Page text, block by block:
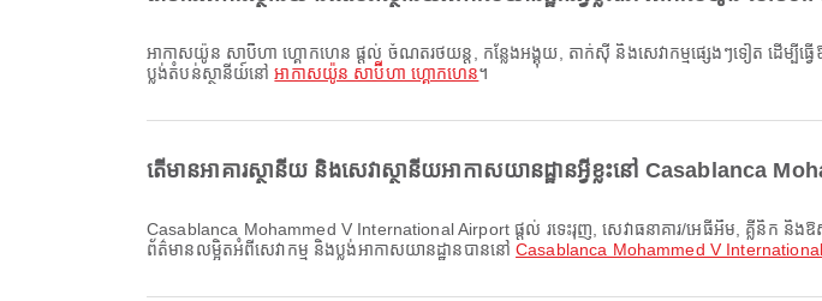
អាកាសយ៉ូន សាប៊ីហា ហ្គោកហេន ផ្តល់ ចំណតរថយន្ត, កន្លែងអង្គុយ, តាក់ស៊ី និងសេវាកម្មផ្សេងៗទៀត ដើម្បីធ្វើឱ្យបទពិសោធន៍ធ្វើដំណើររបស់អ្នកប្រសើរឡើង។ អ្នកអាចពិនិត្យព័ត៌មានលម្អិតអំពីសេវាសម្របសម្រួល និង
ប្លង់តំបន់ស្ថានីយ៍នៅអាកាសយ៉ូន សាប៊ីហា ហ្គោកហេន។
តើមានអាគារស្ថានីយ និងសេវាស្ថានីយអាកាសយានដ្ឋានអ្វីខ្លះនៅ Casablanca
Casablanca Mohammed V International Airport ផ្តល់ រទេះរុញ, សេវាធនាគារ/អេធីអឹម, គ្លីនិក និងឱសថស្ថាន និងសេវាផ្សេងៗទៀត ដើម្បីធ្វើឱ្យបទពិសោធន៍ដំណើររបស់អ្នកប្រសើរឡើង។ អ្នកអាចពិនិត្យ
ព័ត៌មានលម្អិតអំពីសេវាកម្ម និងប្លង់អាកាសយានដ្ឋានបាននៅCasablanca Mohammed V